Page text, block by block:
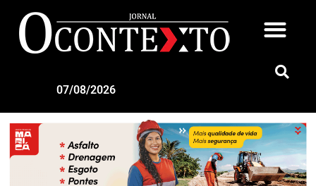
07/08/2026